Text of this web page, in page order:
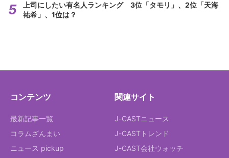
上司にしたい有名人ランキング 3位「タモリ」、2位「天海
祐希」、1位は？
コンテンツ
最新記事一覧
コラムざんまい
ニュース pickup
関連サイト
J-CASTニュース
J-CASTトレンド
J-CAST会社ウォッチ